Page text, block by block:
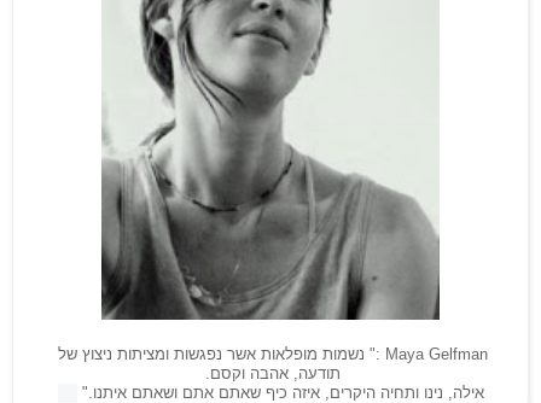
Maya Gelfman :"
נשמות מופלאות אשר נפגשות ומציתות ניצוץ של
תודעה, אהבה וקסם.
אילה, נינו ותחיה היקרים, איזה כיף שאתם אתם ושאתם איתנו."